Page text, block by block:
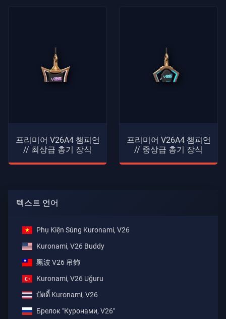
프리미어 V26A4 챔피언
// 최상급 총기 장식
프리미어 V26A4 챔피언
// 중상급 총기 장식
텍스트 언어
Phụ Kiện Súng Kuronami, V26
Kuronami, V26 Buddy
黑波 V26 吊飾
Kuronami, V26 Uğuru
บัดดี้ Kuronami, V26
Брелок "Куронами, V26"